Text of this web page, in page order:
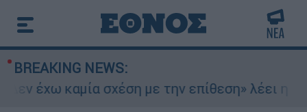
BREAKING NEWS:
έχω καμία σχέση με την επίθεση» λέει η